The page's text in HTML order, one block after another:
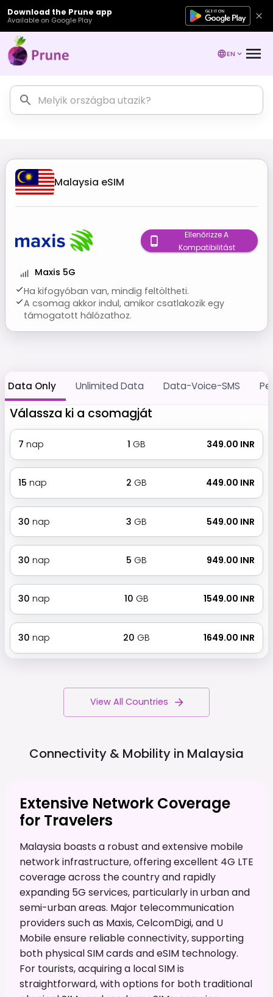
Download the Prune app
Available on Google Play
EN
Malaysia eSIM
Maxis 5G
Ha kifogyóban van, mindig feltöltheti.
A csomag akkor indul, amikor csatlakozik egy
támogatott hálózathoz.
Ellenőrizze A
Kompatibilitást
Data Only Unlimited Data Data-Voice-SMS
Válassza ki a csomagját
7 nap 1 GB ₹ 349.00 INR
15 nap 2 GB ₹ 449.00 INR
30 nap 3 GB ₹ 549.00 INR
30 nap 5 GB ₹ 949.00 INR
30 nap 10 GB ₹ 1549.00 INR
30 nap 20 GB ₹ 1649.00 INR
View All Countries
Connectivity & Mobility in Malaysia
Extensive Network Coverage
for Travelers
Malaysia boasts a robust and extensive mobile
network infrastructure, offering excellent 4G LTE
coverage across the country and rapidly
expanding 5G services, particularly in urban and
semi-urban areas. Major telecommunication
providers such as Maxis, CelcomDigi, and U
Mobile ensure reliable connectivity, supporting
both physical SIM cards and eSIM technology.
For tourists, acquiring a local SIM is
straightforward, with options for both traditional